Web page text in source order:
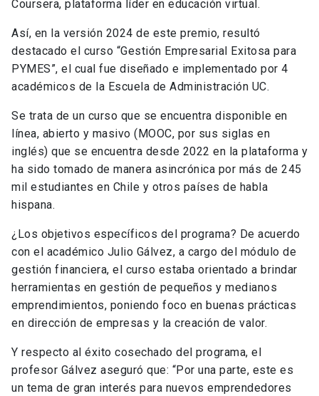
Coursera, plataforma líder en educación virtual.
Así, en la versión 2024 de este premio, resultó
destacado el curso “Gestión Empresarial Exitosa para
PYMES”, el cual fue diseñado e implementado por 4
académicos de la Escuela de Administración UC.
Se trata de un curso que se encuentra disponible en
línea, abierto y masivo (MOOC, por sus siglas en
inglés) que se encuentra desde 2022 en la plataforma y
ha sido tomado de manera asincrónica por más de 245
mil estudiantes en Chile y otros países de habla
hispana.
¿Los objetivos específicos del programa? De acuerdo
con el académico Julio Gálvez, a cargo del módulo de
gestión financiera, el curso estaba orientado a brindar
herramientas en gestión de pequeños y medianos
emprendimientos, poniendo foco en buenas prácticas
en dirección de empresas y la creación de valor.
Y respecto al éxito cosechado del programa, el
profesor Gálvez aseguró que: “Por una parte, este es
un tema de gran interés para nuevos emprendedores